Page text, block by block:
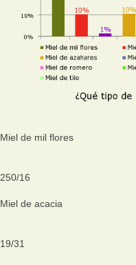
Miel de mil flores
250/16
Miel de acacia
19/31